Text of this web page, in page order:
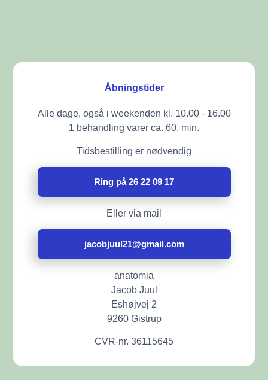
Åbningstider
Alle dage, også i weekenden kl. 10.00 - 16.00
1 behandling varer ca. 60. min.
Tidsbestilling er nødvendig
Ring på 26 22 09 17
Eller via mail
jacobjuul21@gmail.com
anatomia
Jacob Juul
Eshøjvej 2
9260 Gistrup
CVR-nr. 36115645